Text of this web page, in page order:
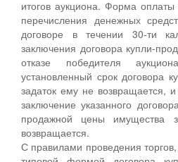
итогов аукциона. Форма
перечисления денежных
договоре в течении 30-ти
заключения договора купли-
отказе победителя
установленный срок договора
задаток ему не возвращается,
заключение указанного
продажной цены имущества
возвращается.
С правилами проведения